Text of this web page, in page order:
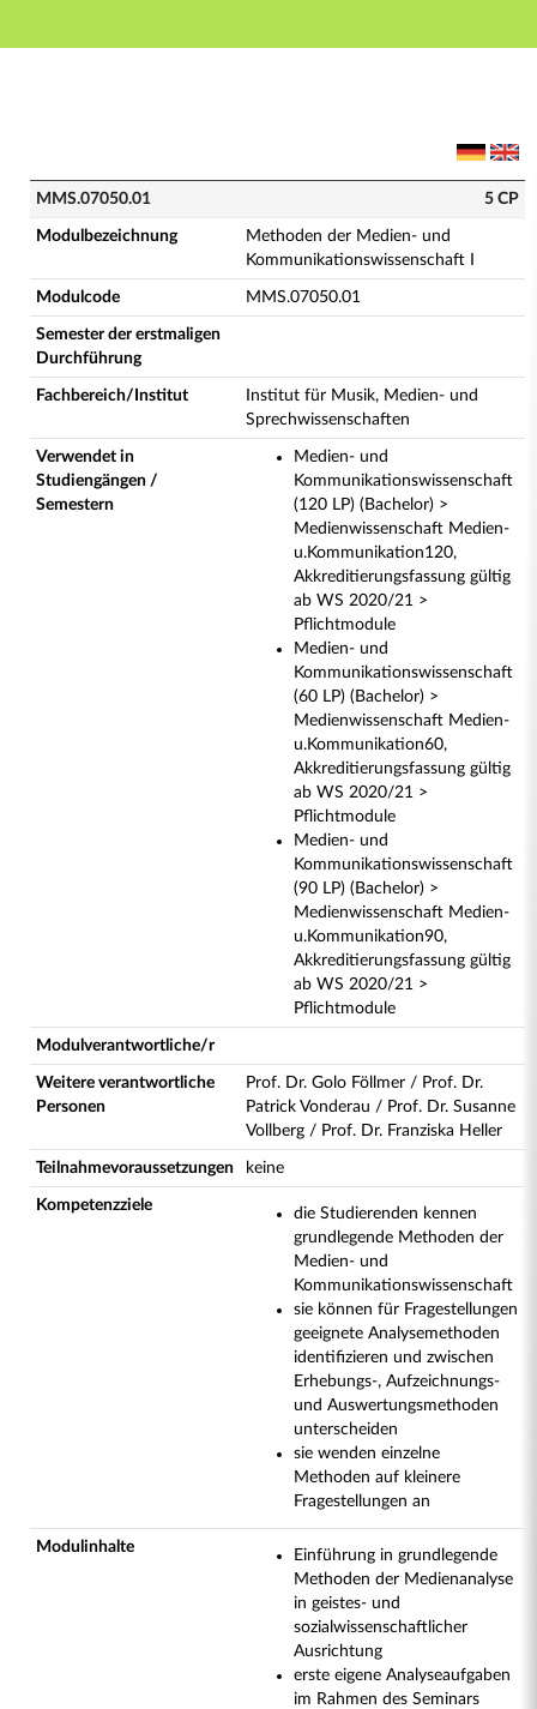
Hauptnavigation
MMS.07050.01 - Methoden der Medien- und
MMS.07050.01 5 CP
Modulbezeichnung
Methoden der Medien- und
Kommunikationswissenschaft I
Modulcode MMS.07050.01
Semester der erstmaligen
Durchführung
Fachbereich/Institut
Institut für Musik, Medien- und
Sprechwissenschaften
Verwendet in
Studiengängen /
Semestern
Medien- und
Kommunikationswissenschaft
(120 LP) (Bachelor) >
Medienwissenschaft Medien-
u.Kommunikation120,
Akkreditierungsfassung gültig
ab WS 2020/21 >
Pflichtmodule
Medien- und
Kommunikationswissenschaft
(60 LP) (Bachelor) >
Medienwissenschaft Medien-
u.Kommunikation60,
Akkreditierungsfassung gültig
ab WS 2020/21 >
Pflichtmodule
Medien- und
Kommunikationswissenschaft
(90 LP) (Bachelor) >
Medienwissenschaft Medien-
u.Kommunikation90,
Akkreditierungsfassung gültig
ab WS 2020/21 >
Pflichtmodule
Modulverantwortliche/r
Weitere verantwortliche
Personen
Prof. Dr. Golo Föllmer / Prof. Dr.
Patrick Vonderau / Prof. Dr. Susanne
Vollberg / Prof. Dr. Franziska Heller
Teilnahmevoraussetzungen keine
Kompetenzziele
die Studierenden kennen
grundlegende Methoden der
Medien- und
Kommunikationswissenschaft
sie können für Fragestellungen
geeignete Analysemethoden
identifizieren und zwischen
Erhebungs-, Aufzeichnungs-
und Auswertungsmethoden
unterscheiden
sie wenden einzelne
Methoden auf kleinere
Fragestellungen an
Modulinhalte
Einführung in grundlegende
Methoden der Medienanalyse
in geistes- und
sozialwissenschaftlicher
Ausrichtung
erste eigene Analyseaufgaben
im Rahmen des Seminars